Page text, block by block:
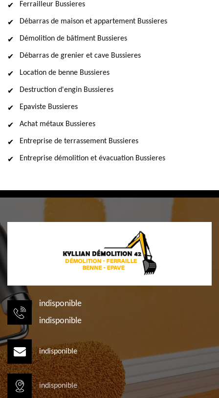
Ferrailleur Bussieres
Débarras de maison et appartement Bussieres
Démolition de bâtiment Bussieres
Débarras de grenier et cave Bussieres
Location de benne Bussieres
Destruction d'engin Bussieres
Epaviste Bussieres
Achat métaux Bussieres
Entreprise de terrassement Bussieres
Entreprise démolition et évacuation Bussieres
indisponible
indisponible
indisponible
indisponible